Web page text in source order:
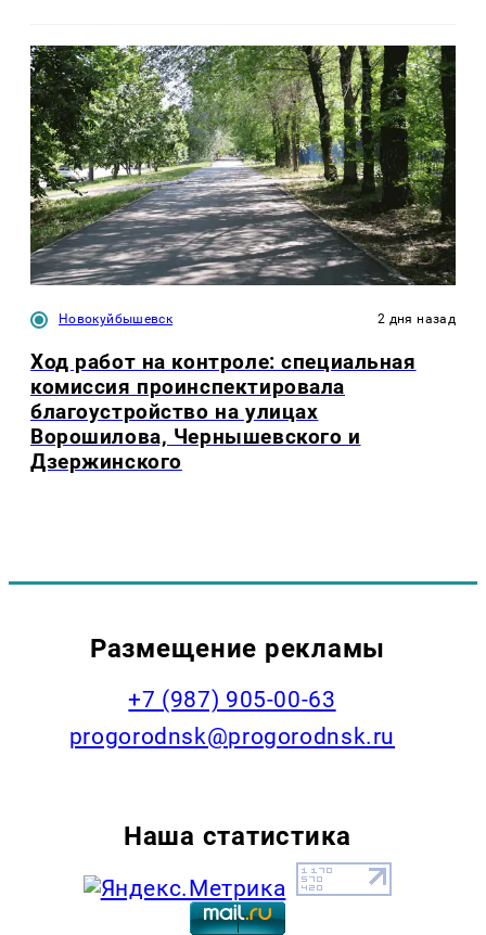
Новокуйбышевск 2 дня назад
Ход работ на контроле: специальная
комиссия проинспектировала
благоустройство на улицах
Ворошилова, Чернышевского и
Дзержинского
Размещение рекламы
+7 (987) 905-00-63
progorodnsk@progorodnsk.ru
Наша статистика